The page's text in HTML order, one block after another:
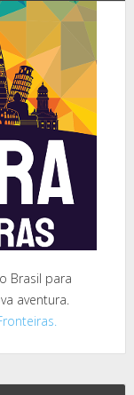
Brasil para
aventura.